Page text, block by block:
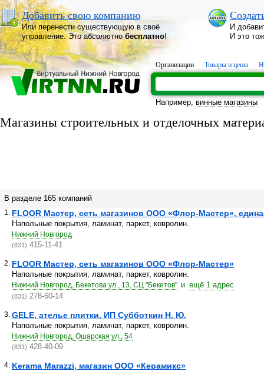
Добавить свою компанию
Или перенести существующую в своё
управление. Это абсолютнобесплатно!
И
И это
Организации Товары и цены
Например, винные магазины
Магазины строительных и отделочных
В разделе 165 компаний
1. FLOOR Мастер, сеть магазинов ООО «Флор-Мастер»,
Напольные покрытия, ламинат, паркет, ковролин.
Нижний Новгород
(831) 415-11-41
2. FLOOR Мастер, сеть магазинов ООО «Флор-Мастер»
Напольные покрытия, ламинат, паркет, ковролин.
Нижний Новгород, Бекетова ул., 13, СЦ "Бекетов" и ещё 1 адрес
(831) 278-60-14
3. GELE, ателье плитки, ИП Субботкин Н. Ю.
Напольные покрытия, ламинат, паркет, ковролин.
Нижний Новгород, Ошарская ул., 54
(831) 428-40-09
4. Kerama Marazzi, магазин ООО «Керамикс»